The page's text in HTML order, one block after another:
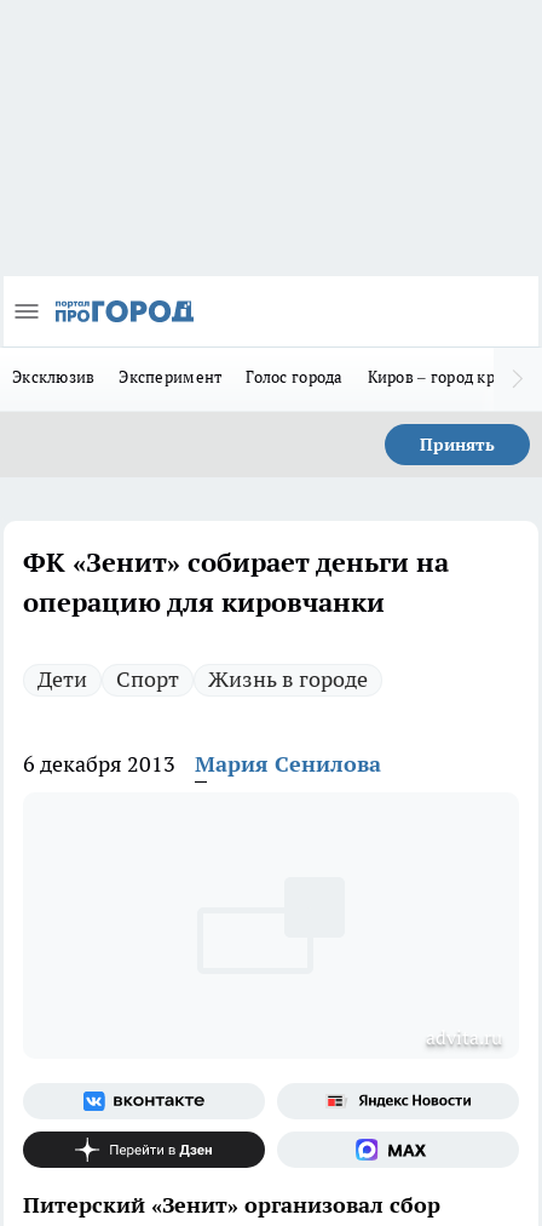
Эксклюзив Эксперимент Голос города Киров – город
Принять
ФК «Зенит» собирает деньги на
операцию для кировчанки
Дети Спорт Жизнь в городе
6 декабря 2013 Мария Сенилова
advita.ru
Питерский «Зенит» организовал сбор